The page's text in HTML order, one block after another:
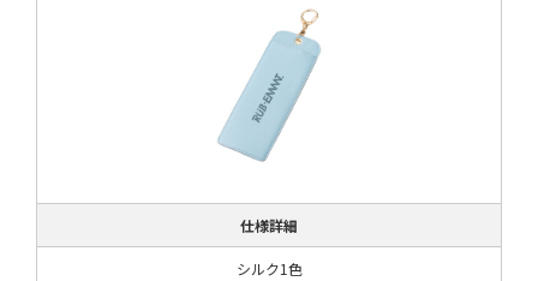
仕様詳細
シルク1色